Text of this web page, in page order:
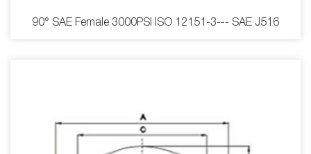
90° SAE Female 3000PSI ISO 12151-3--- SAE J516